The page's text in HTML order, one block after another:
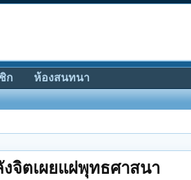
จิตเผยแผ่พุทธศาสนา
ก ห้องสนทนา